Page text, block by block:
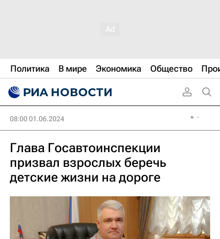
Политика В мире Экономика Общество
08:00 01.06.2024
Глава Госавтоинспекции
призвал взрослых беречь
детские жизни на дороге